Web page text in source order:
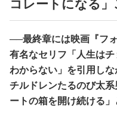
コレートになる」
──最終章には映画『フ
有名なセリフ「人生は
わからない」を引用しな
チルドレンたるのび太
ートの箱を開け続ける」